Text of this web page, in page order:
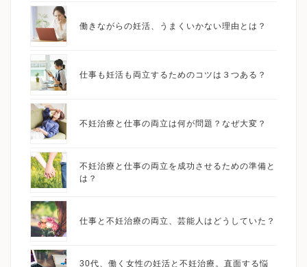
働きながらの妊活、うまくいかない理由とは？
仕事も妊活も両立するためのコツは３つある？
不妊治療と仕事の両立は何が問題？なぜ大変？
不妊治療と仕事の両立を成功させるための準備と
は？
仕事と不妊治療の両立、芸能人はどうしていた？
30代、働く女性の妊活と不妊治療。直面する悩